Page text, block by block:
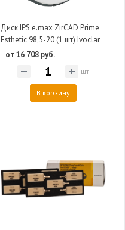
Диск IPS e.max ZirCAD Prime
Esthetic 98,5-20 (1 шт) Ivoclar
от 16 708 руб.
шт
В корзину